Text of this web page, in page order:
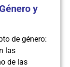
y
de género:
las
de las